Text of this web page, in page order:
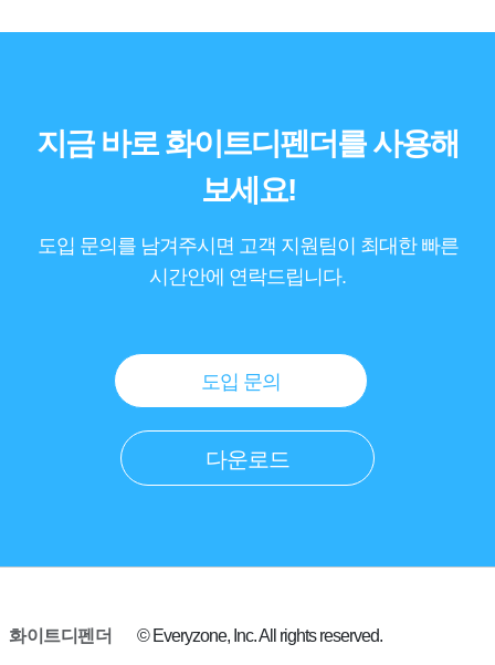
지금 바로 화이트디펜더를 사용해
보세요!
도입 문의를 남겨주시면 고객 지원팀이 최대한 빠른
시간안에 연락드립니다.
도입 문의
다운로드
화이트디펜더 © Everyzone, Inc. All rights reserved.